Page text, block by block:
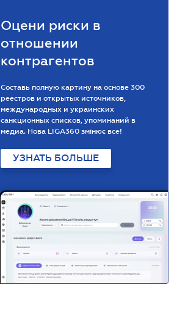
Оцени риски в
отношении
контрагентов
Составь полную картину на основе 300
реестров и открытых источников,
международных и украинских
санкционных списков, упоминаний в
медиа. Нова LIGA360 змінює все!
УЗНАТЬ БОЛЬШЕ